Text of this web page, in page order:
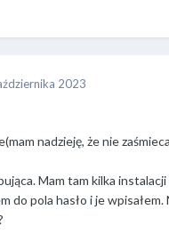
2023
nadzieję, że nie
Mam tam kilka
do pola hasło i je